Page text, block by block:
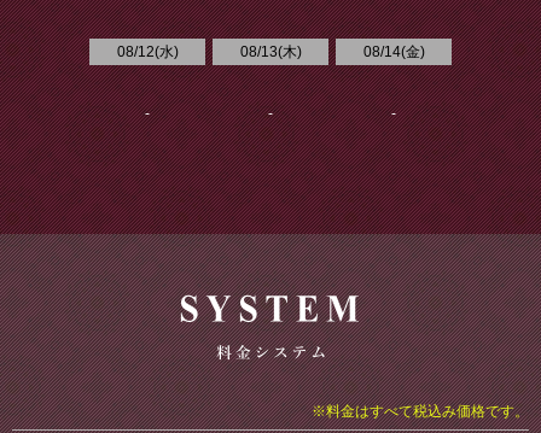
08/12(水)
-
08/13(木)
-
08/14(金)
-
※料金はすべて税込み価格です。